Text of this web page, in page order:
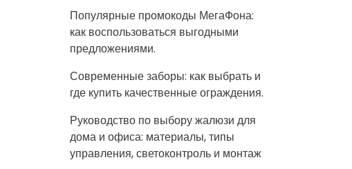
Популярные промокоды МегаФона:
как воспользоваться выгодными
предложениями.
Современные заборы: как выбрать и
где купить качественные ограждения.
Руководство по выбору жалюзи для
дома и офиса: материалы, типы
управления, светоконтроль и монтаж